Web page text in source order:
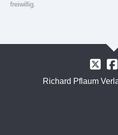
freiwillig.
Richard Pflaum